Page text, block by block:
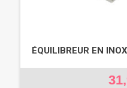
ÉQUILIBREUR EN